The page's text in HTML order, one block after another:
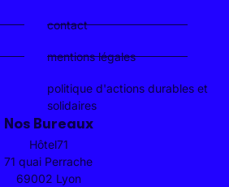
contact
mentions légales
politique d'actions durables et
solidaires
Nos Bureaux
Hôtel71
71 quai Perrache
69002 Lyon